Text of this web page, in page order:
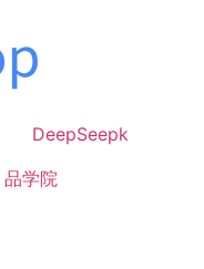
DeepSeepk
品学院